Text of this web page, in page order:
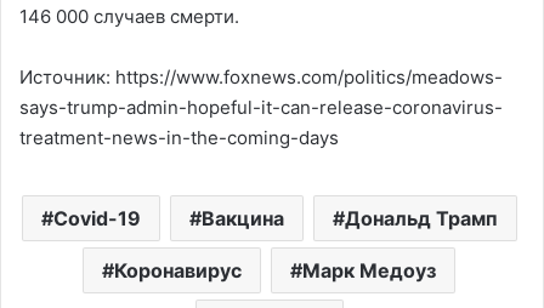
146 000 случаев смерти.
Источник: https://www.foxnews.com/politics/meadows-
says-trump-admin-hopeful-it-can-release-coronavirus-
treatment-news-in-the-coming-days
Covid-19 Вакцина Дональд Трамп
Коронавирус Марк Медоуз